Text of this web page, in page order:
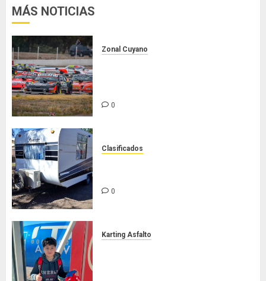
MÁS NOTICIAS
Zonal Cuyano
0
Clasificados
0
Karting Asfalto